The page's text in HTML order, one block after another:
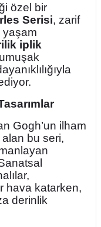
özel bir
Serisi, zarif
yaşam
iplik
Gogh’un ilham
bu seri,
hava katarken,
derinlik